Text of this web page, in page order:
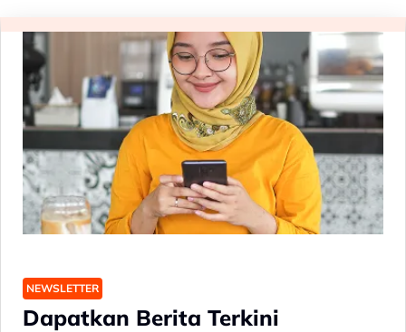
NEWSLETTER
Dapatkan Berita Terkini